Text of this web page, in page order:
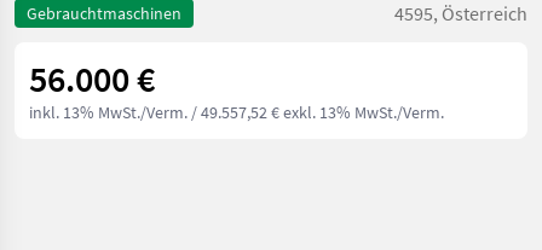
Gebrauchtmaschinen 4595, Österreich
56.000 €
inkl. 13% MwSt./Verm. / 49.557,52 € exkl. 13% MwSt./Verm.